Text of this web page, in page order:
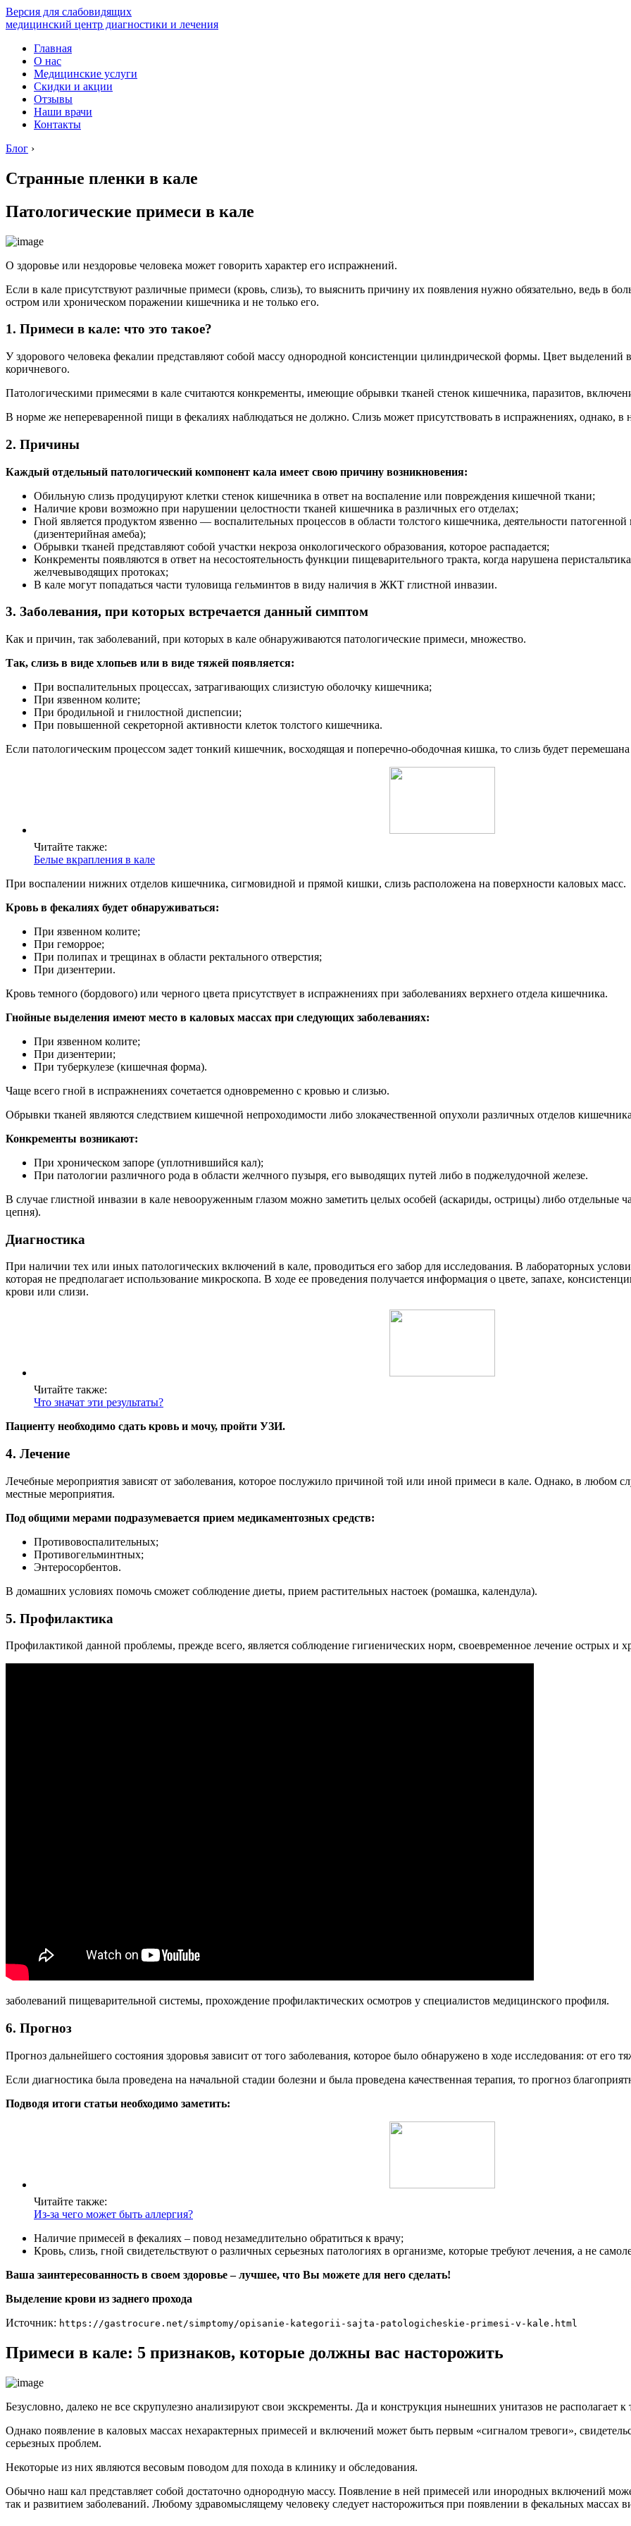
Версия для слабовидящих
медицинский центр диагностики и лечения
Главная
О нас
Медицинские услуги
Скидки и акции
Отзывы
Наши врачи
Контакты
Блог ›
Странные пленки в кале
Патологические примеси в кале
О здоровье или нездоровье человека может говорить характер его испражнений.
Если в кале присутствуют различные примеси (кровь, слизь), то выяснить причину их появления нужно обязательно, ведь в
остром или хроническом поражении кишечника и не только его.
1. Примеси в кале: что это такое?
У здорового человека фекалии представляют собой массу однородной консистенции цилиндрической формы. Цвет выделений
коричневого.
Патологическими примесями в кале считаются конкременты, имеющие обрывки тканей стенок кишечника, паразитов,
В норме же непереваренной пищи в фекалиях наблюдаться не должно. Слизь может присутствовать в испражнениях, однако, в
2. Причины
Каждый отдельный патологический компонент кала имеет свою причину возникновения:
Обильную слизь продуцируют клетки стенок кишечника в ответ на воспаление или повреждения кишечной ткани;
Наличие крови возможно при нарушении целостности тканей кишечника в различных его отделах;
Гной является продуктом язвенно — воспалительных процессов в области толстого кишечника, деятельности
(дизентерийная амеба);
Обрывки тканей представляют собой участки некроза онкологического образования, которое распадается;
Конкременты появляются в ответ на несостоятельность функции пищеварительного тракта, когда нарушена
желчевыводящих протоках;
В кале могут попадаться части туловища гельминтов в виду наличия в ЖКТ глистной инвазии.
3. Заболевания, при которых встречается данный симптом
Как и причин, так заболеваний, при которых в кале обнаруживаются патологические примеси, множество.
Так, слизь в виде хлопьев или в виде тяжей появляется:
При воспалительных процессах, затрагивающих слизистую оболочку кишечника;
При язвенном колите;
При бродильной и гнилостной диспепсии;
При повышенной секреторной активности клеток толстого кишечника.
Если патологическим процессом задет тонкий кишечник, восходящая и поперечно-ободочная кишка, то слизь будет
Читайте также:
Белые вкрапления в кале
При воспалении нижних отделов кишечника, сигмовидной и прямой кишки, слизь расположена на поверхности каловых масс.
Кровь в фекалиях будет обнаруживаться:
При язвенном колите;
При геморрое;
При полипах и трещинах в области ректального отверстия;
При дизентерии.
Кровь темного (бордового) или черного цвета присутствует в испражнениях при заболеваниях верхнего отдела кишечника.
Гнойные выделения имеют место в каловых массах при следующих заболеваниях:
При язвенном колите;
При дизентерии;
При туберкулезе (кишечная форма).
Чаще всего гной в испражнениях сочетается одновременно с кровью и слизью.
Обрывки тканей являются следствием кишечной непроходимости либо злокачественной опухоли различных отделов
Конкременты возникают:
При хроническом запоре (уплотнившийся кал);
При патологии различного рода в области желчного пузыря, его выводящих путей либо в поджелудочной железе.
В случае глистной инвазии в кале невооруженным глазом можно заметить целых особей (аскариды, острицы) либо отдельные
цепня).
Диагностика
При наличии тех или иных патологических включений в кале, проводиться его забор для исследования. В лабораторных
которая не предполагает использование микроскопа. В ходе ее проведения получается информация о цвете, запахе,
крови или слизи.
Читайте также:
Что значат эти результаты?
Пациенту необходимо сдать кровь и мочу, пройти УЗИ.
4. Лечение
Лечебные мероприятия зависят от заболевания, которое послужило причиной той или иной примеси в кале. Однако, в любом
местные мероприятия.
Под общими мерами подразумевается прием медикаментозных средств:
Противовоспалительных;
Противогельминтных;
Энтеросорбентов.
В домашних условиях помочь сможет соблюдение диеты, прием растительных настоек (ромашка, календула).
5. Профилактика
Профилактикой данной проблемы, прежде всего, является соблюдение гигиенических норм, своевременное лечение острых и
заболеваний пищеварительной системы, прохождение профилактических осмотров у специалистов медицинского профиля.
6. Прогноз
Прогноз дальнейшего состояния здоровья зависит от того заболевания, которое было обнаружено в ходе исследования: от его
Если диагностика была проведена на начальной стадии болезни и была проведена качественная терапия, то прогноз
Подводя итоги статьи необходимо заметить:
Читайте также:
Из-за чего может быть аллергия?
Наличие примесей в фекалиях – повод незамедлительно обратиться к врачу;
Кровь, слизь, гной свидетельствуют о различных серьезных патологиях в организме, которые требуют лечения, а не
Ваша заинтересованность в своем здоровье – лучшее, что Вы можете для него сделать!
Выделение крови из заднего прохода
Источник: https://gastrocure.net/simptomy/opisanie-kategorii-sajta-patologicheskie-primesi-v-kale.html
Примеси в кале: 5 признаков, которые должны вас насторожить
Безусловно, далеко не все скрупулезно анализируют свои экскременты. Да и конструкция нынешних унитазов не располагает к
Однако появление в каловых массах нехарактерных примесей и включений может быть первым «сигналом тревоги»,
серьезных проблем.
Некоторые из них являются весовым поводом для похода в клинику и обследования.
Обычно наш кал представляет собой достаточно однородную массу. Появление в ней примесей или инородных включений
так и развитием заболеваний. Любому здравомыслящему человеку следует насторожиться при появлении в фекальных массах